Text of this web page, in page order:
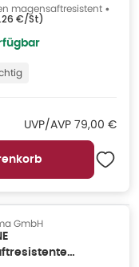
magensaftresistent •
€/St)
UVP/AVP UVP/AVP
79,00 €
GmbH